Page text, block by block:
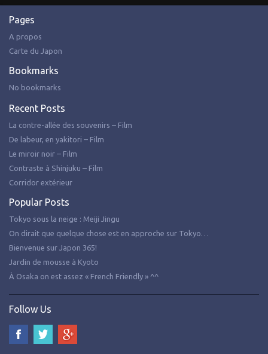
Pages
A propos
Carte du Japon
Bookmarks
No bookmarks
Recent Posts
La contre-allée des souvenirs – Film
De labeur, en yakitori – Film
Le miroir noir – Film
Contraste à Shinjuku – Film
Corridor extérieur
Popular Posts
Tokyo sous la neige : Meiji Jingu
On dirait que quelque chose est en approche sur Tokyo…
Bienvenue sur Japon 365!
Jardin de mousse à Kyoto
À Osaka on est assez « French Friendly » ^^
Follow Us